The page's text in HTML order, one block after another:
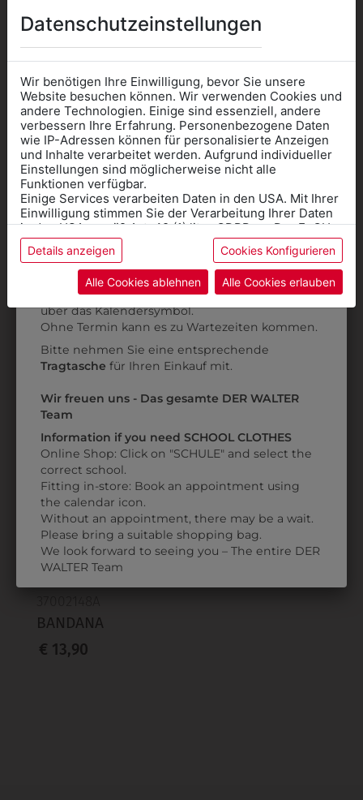
DAS KÖNNTE IHNEN
AUCH GEFALLEN
38841004
BANDANA
KOPFTUCH
€ 3,90
38841001
BANDANA
KOPFTUCH
€ 3,90
ZULETZT ANGESEHEN
BANDANA
€ 13,90
Datenschutzeinstellungen
Wir benötigen Ihre Einwilligung, bevor Sie unsere
Website besuchen können. Wir verwenden Cookies und
andere Technologien. Einige sind essenziell, andere
verbessern Ihre Erfahrung. Personenbezogene Daten
wie IP-Adressen können für personalisierte Anzeigen
und Inhalte verarbeitet werden. Aufgrund individueller
Einstellungen sind möglicherweise nicht alle
Funktionen verfügbar.
Einige Services verarbeiten Daten in den USA. Mit Ihrer
Einwilligung stimmen Sie der Verarbeitung Ihrer Daten
in den USA gemäß Art. 49 (1) lit. a GDPR zu. Der EuGH
stuft die USA als Land mit unzureichendem Datenschutz
ein, und es besteht das Risiko, dass US-Behörden
Daten ohne Klagemöglichkeit für Europäer überwachen.
Datenschutzerklärungbzw. im
Details anzeigen Cookies Konfigurieren
Alle Cookies ablehnen Alle Cookies erlauben
Informationen wenn Sie
Kleidung
für die SCHULE
benötigen
Online Shop: Klick auf SCHULE in der
Kategorie und die richtige Schule auswählen.
AnprobeVorort im Geschäft: Termin buchen
über das Kalendersymbol.
Ohne Termin kann es zu Wartezeiten kommen.
Bitte nehmen Sie eine entsprechende
Tragtasche für Ihren Einkauf mit.
Wir freuen uns - Das gesamte DER WALTER
Team
Information if you need SCHOOL CLOTHES
Online Shop: Click on "SCHULE" and select the
correct school.
Fitting in-store: Book an appointment using
the calendar icon.
Without an appointment, there may be a wait.
Please bring a suitable shopping bag.
We look forward to seeing you – The entire DER
WALTER Team